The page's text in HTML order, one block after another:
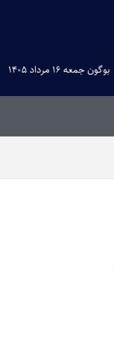
بوگون جمعه ۱۶ مرداد ۱۴۰۵